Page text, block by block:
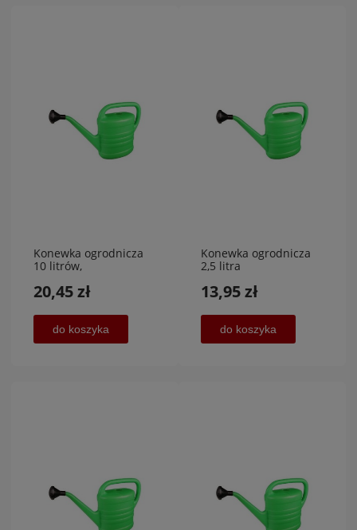
Konewka ogrodnicza
10 litrów,
20,45 zł
do koszyka
Konewka ogrodnicza
2,5 litra
13,95 zł
do koszyka